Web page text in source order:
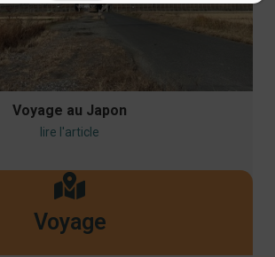
Voyage au Japon
lire l'article
Voyage